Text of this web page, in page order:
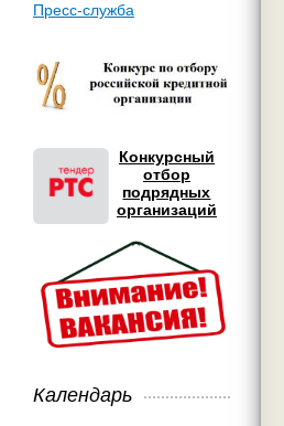
Пресс-служба
Конкурсный
отбор
подрядных
организаций
Календарь